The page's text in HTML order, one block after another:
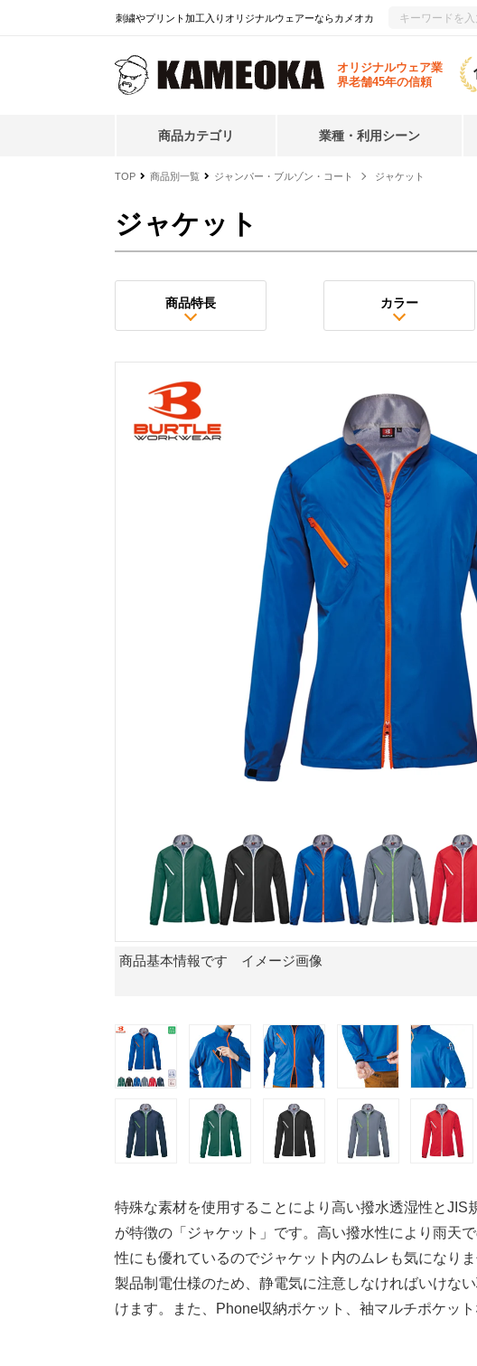
刺繍やプリント加工入りオリジナルウェアーならカメオカ
オリジナルウェア業
界老舗45年の信頼
商品カテゴリ 業種・利用シーン
TOP 商品別一覧 ジャンパー・ブルゾン・コート ジャケット
ジャケット
商品特長 カラー
商品基本情報です イメージ画像
特殊な素材を使用することにより高い撥水透湿性とJIS
が特徴の「ジャケット」です。高い撥水性により雨天
性にも優れているのでジャケット内のムレも気になり
製品制電仕様のため、静電気に注意しなければいけな
けます。また、Phone収納ポケット、袖マルチポケッ